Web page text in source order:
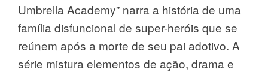
Umbrella Academy” narra a história de uma
família disfuncional de super-heróis que se
reúnem após a morte de seu pai adotivo. A
série mistura elementos de ação, drama e